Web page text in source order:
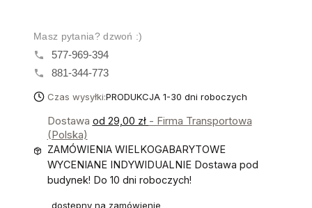
Masz pytania? dzwoń :)
577-969-394
881-344-773
Czas wysyłki:PRODUKCJA 1-30 dni roboczych
Dostawa od 29,00 zł - Firma Transportowa
(Polska)
ZAMÓWIENIA WIELKOGABARYTOWE
WYCENIANE INDYWIDUALNIE Dostawa pod
budynek! Do 10 dni roboczych!
dostępny na zamówienie